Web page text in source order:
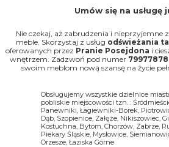
Umów się na usługę
Nie czekaj, aż zabrudzenia i nieprzyjemne
meble. Skorzystaj z usług odświeżania
oferowanych przez Pranie Posejdona i
wnętrzem. Zadzwoń pod numer 79977878
swoim meblom nową szansę na życie
Obsługujemy wszystkie dzielnice
pobliskie miejscowości tzn. :
Panewniki, Łagiewniki-Borek,
Dąb, Szopienice, Załęże, Nikiszowiec,
Kostuchna, Bytom, Chorzów, Zabrze,
Piekary Śląskie, Mysłowice,
Orzesze, Łaziska Górne